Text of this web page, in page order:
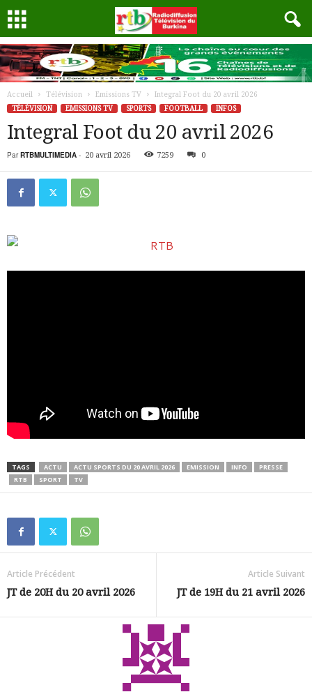
Accueil Télévision Emissions TV
Integral Foot du 20 avril 2026
TÉLÉVISION
EMISSIONS TV SPORTS FOOTBALL INFOS
Integral Foot du 20 avril 2026
Par RTBMULTIMEDIA - 20 avril 2026 7259 0
TAGS ACTU ACTU SPORTS DU 20 AVRIL 2026 EMISSION INFO
PRESSE
RTB
SPORT TV
Article Précédent
JT de 20H du 20 avril 2026
Article Suivant
JT de 19H du 21 avril 2026